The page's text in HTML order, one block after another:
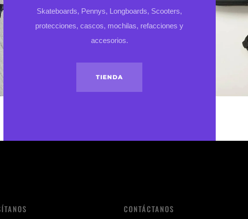
Skateboards, Pennys, Longboards, Scooters,
protecciones, cascos, mochilas, refacciones y
accesorios.
TIENDA
CONTÁCTANOS